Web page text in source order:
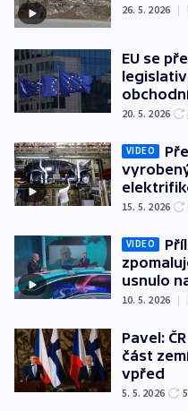
26. 5. 2026 |
EU se
20. 5. 2026
VIDEO
15. 5. 2026
VIDEO
usnulo
10. 5. 2026 |
Pavel:
část
vpřed
5. 5. 2026